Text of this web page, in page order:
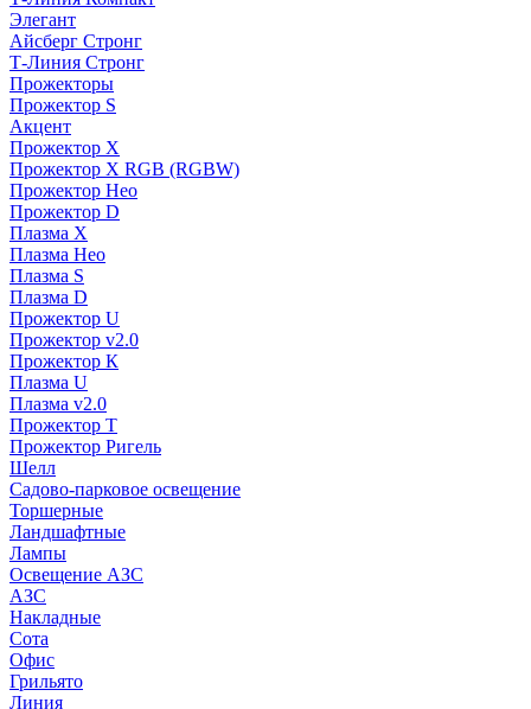
Элегант
Айсберг Стронг
Т-Линия Стронг
Прожекторы
Прожектор S
Акцент
Прожектор X
Прожектор Х RGB (RGBW)
Прожектор Нео
Прожектор D
Плазма X
Плазма Нео
Плазма S
Плазма D
Прожектор U
Прожектор v2.0
Прожектор К
Плазма U
Плазма v2.0
Прожектор Т
Прожектор Ригель
Шелл
Садово-парковое освещение
Торшерные
Ландшафтные
Лампы
Освещение АЗС
АЗС
Накладные
Сота
Офис
Грильято
Линия